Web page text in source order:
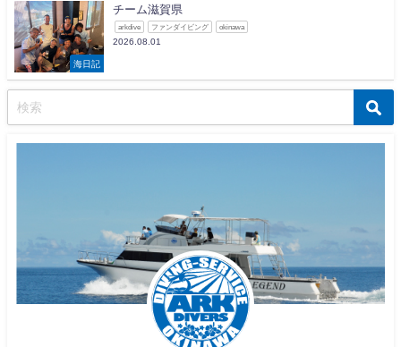
海日記
チーム滋賀県
arkdive ファンダイビング okinawa
2026.08.01